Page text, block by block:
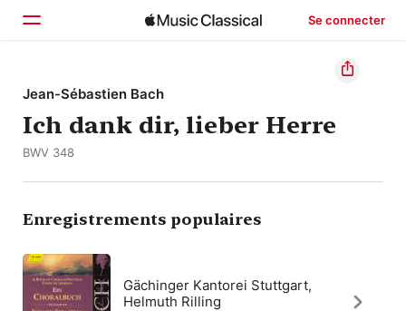
Se connecter
Accueil
Parcourir
Jean-Sébastien Bach
Ich dank dir, lieber Herre
BWV 348
Enregistrements populaires
Gächinger Kantorei Stuttgart,
Helmuth Rilling